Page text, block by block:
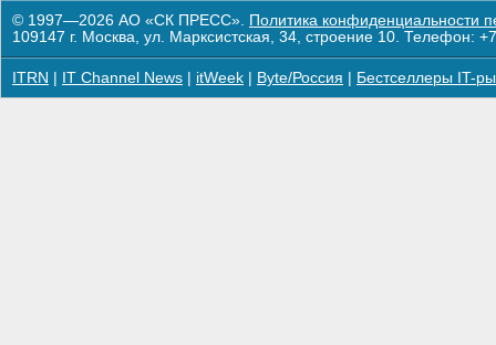
© 1997—2026 АО «СК ПРЕСС». Политика конфиденциальности
109147 г. Москва, ул. Марксистская, 34, строение 10. Телефон:
ITRN IT Channel News itWeek Byte/Россия Бестселлеры IT-